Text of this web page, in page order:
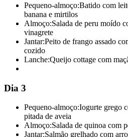
Pequeno-almoço:Batido com
banana e mirtilos
Almoço:Salada de peru moído
vinagrete
Jantar:Peito de frango assado
cozido
Lanche:Queijo cottage com
Dia 3
Pequeno-almoço:Iogurte grego
pitada de aveia
Almoço:Salada de quinoa com
Jantar:Salmão grelhado com